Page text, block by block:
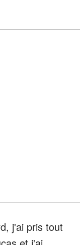
j'ai pris tout